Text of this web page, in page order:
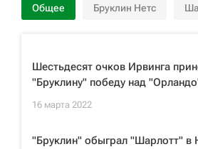
Общее Бруклин Нетс
Шестьдесят очков Ирвинга
"Бруклину" победу над
16 марта 2022
"Бруклин" обыграл "Шарлотт" в